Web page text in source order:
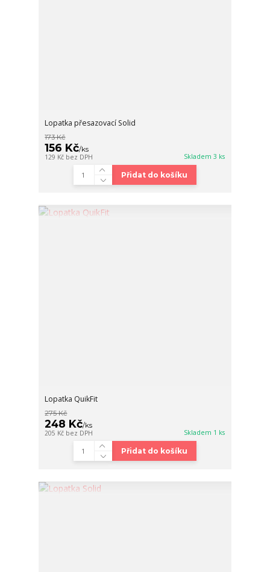
Lopatka přesazovací Solid
173 Kč
156 Kč/ks
129 Kč bez DPH Skladem 3 ks
Přidat do košíku
Lopatka QuikFit
275 Kč
248 Kč/ks
205 Kč bez DPH Skladem 1 ks
Přidat do košíku